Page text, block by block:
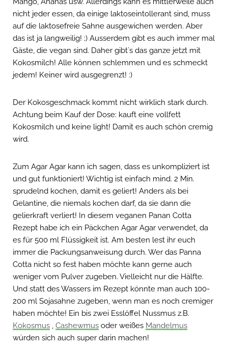
nicht jeder essen, da einige laktoseintollerant sind, muss
auf die laktosefreie Sahne ausgewichen werden. Aber
das ist ja langweilig! ;) Ausserdem gibt es auch immer mal
Gäste, die vegan sind. Daher gibt`s das ganze jetzt mit
Kokosmilch! Alle können schlemmen und es schmeckt
jedem! Keiner wird ausgegrenzt! :)
Der Kokosgeschmack kommt nicht wirklich stark durch.
Achtung beim Kauf der Dose: kauft eine vollfett
Kokosmilch und keine light! Damit es auch schön cremig
wird.
Zum Agar Agar kann ich sagen, dass es unkompliziert ist
und gut funktioniert! Wichtig ist einfach mind. 2 Min.
sprudelnd kochen, damit es geliert! Anders als bei
Gelantine, die niemals kochen darf, da sie dann die
gelierkraft verliert! In diesem veganen Panan Cotta
Rezept habe ich ein Päckchen Agar Agar verwendet, da
es für 500 ml Flüssigkeit ist. Am besten lest ihr euch
immer die Packungsanweisung durch. Wer das Panna
Cotta nicht so fest haben möchte kann gerne auch
weniger vom Pulver zugeben. Vielleicht nur die Hälfte.
Und statt des Wassers im Rezept könnte man auch 100-
200 ml Sojasahne zugeben, wenn man es noch cremiger
haben möchte! Ein bis zwei Esslöffel Nussmus z.B.
Kokosmus
Cashewmus oder weißes Mandelmus
würden sich auch super darin machen!